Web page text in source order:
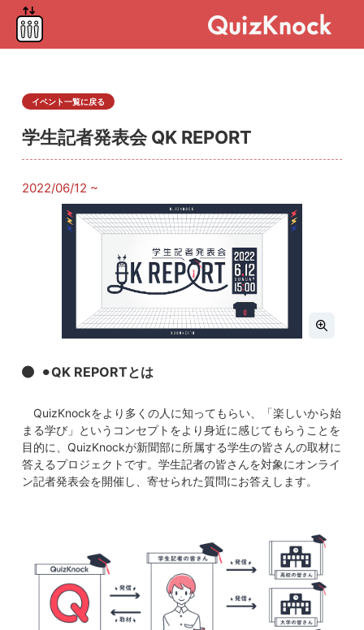
イベント一覧に戻る
学生記者発表会 QK REPORT
2022/06/12 ~
⚫︎QK REPORTとは
QuizKnockをより多くの人に知ってもらい、「楽しいから始
まる学び」というコンセプトをより身近に感じてもらうことを
目的に、QuizKnockが新聞部に所属する学生の皆さんの取材に
答えるプロジェクトです。学生記者の皆さんを対象にオンライ
ン記者発表会を開催し、寄せられた質問にお答えします。